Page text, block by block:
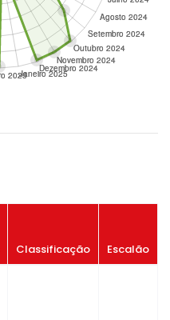
Classificação Escalão